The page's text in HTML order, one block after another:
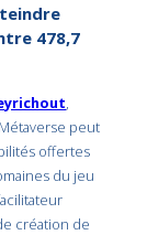
478,7
peut
offertes
du jeu
création de